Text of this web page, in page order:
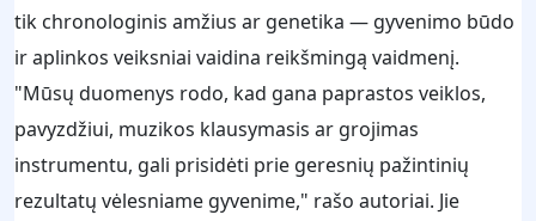
tik chronologinis amžius ar genetika — gyvenimo būdo
ir aplinkos veiksniai vaidina reikšmingą vaidmenį.
"Mūsų duomenys rodo, kad gana paprastos veiklos,
pavyzdžiui, muzikos klausymasis ar grojimas
instrumentu, gali prisidėti prie geresnių pažintinių
rezultatų vėlesniame gyvenime," rašo autoriai. Jie